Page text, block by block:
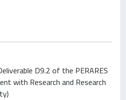
D9.2 of the PERARES
with Research and Research